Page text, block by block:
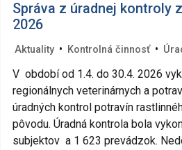
Správa z úradnej kontroly
2026
Aktuality • Kontrolná činnosť •
V období od 1.4. do 30.4. 2026
regionálnych veterinárnych a
úradných kontrol potravín
pôvodu. Úradná kontrola bola
subjektov a 1 623 prevádzok.